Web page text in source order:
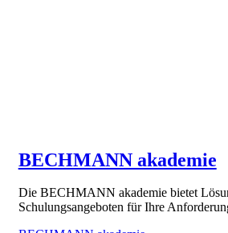
BECHMANN akademie
Die BECHMANN akademie bietet
Schulungsangeboten für Ihre